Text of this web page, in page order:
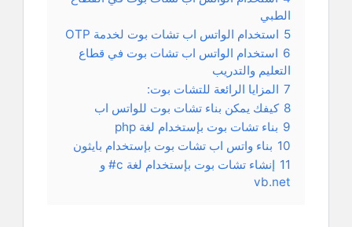
الطبي
5 استخدام الواتس اب تشات بوت لخدمة OTP
6 استخدام الواتس اب تشات بوت في قطاع
التعليم والتدريب
7 المزايا الرائعة للتشات بوت:
8 كيفك يمكن بناء تشات بوت للواتس اب
9 بناء تشات بوت بإستخدام لغة php
10 بناء واتس اب تشات بوت بإستخدام بايثون
11
إنشاء تشات بوت بإستخدام لغة c# و
vb.net